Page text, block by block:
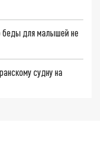
беды для малышей не
судну на